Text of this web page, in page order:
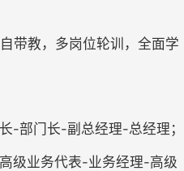
带教，多岗位轮训，全面学
-部门长-副总经理-总经理；
级业务代表-业务经理-高级